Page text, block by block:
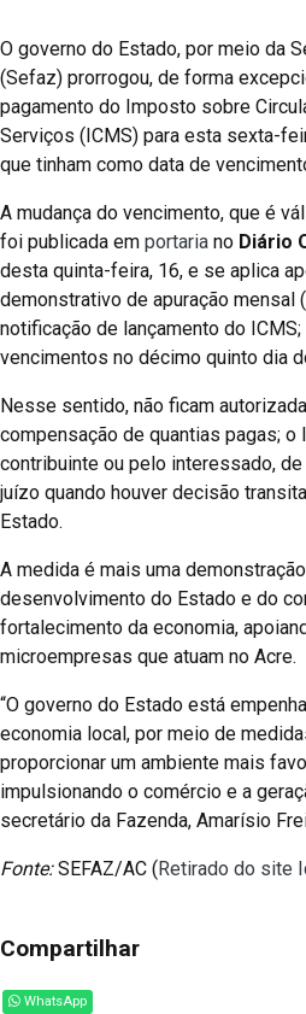
O governo do Estado, por meio da
(Sefaz) prorrogou, de forma
pagamento do Imposto sobre
Serviços (ICMS) para esta sexta-
que tinham como data de
A mudança do vencimento, que é
foi publicada em portaria no Diário
desta quinta-feira, 16, e se aplica
demonstrativo de apuração mensal
notificação de lançamento do
vencimentos no décimo quinto dia
Nesse sentido, não ficam
compensação de quantias pagas; o
contribuinte ou pelo interessado,
juízo quando houver decisão
Estado.
A medida é mais uma
desenvolvimento do Estado e do
fortalecimento da economia,
microempresas que atuam no Acre.
“O governo do Estado está
economia local, por meio de
proporcionar um ambiente mais
impulsionando o comércio e a
secretário da Fazenda, Amarísio
Fonte:SEFAZ/AC (Retirado do site
Compartilhar
WhatsApp